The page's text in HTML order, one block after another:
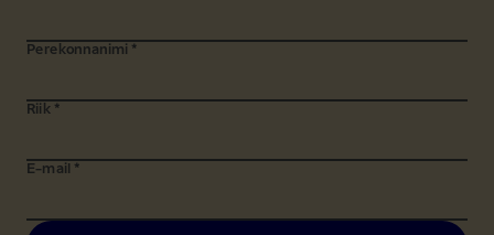
Perekonnanimi *
Riik *
E-mail *